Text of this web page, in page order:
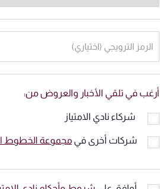
الرمز الترويجي (اختياري)
أرغب في تلقي الأخبار والعروض من:
شركاء نادي الامتياز
شركات أخرى فيمجموعة الخطوط